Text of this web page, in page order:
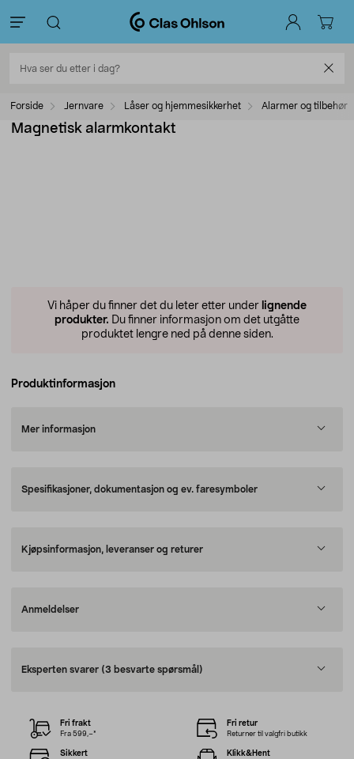
Forside Jernvare Låser og hjemmesikkerhet Alarmer og tilbehør
Magnetisk alarmkontakt
Vi håper du finner det du leter etter under lignende
produkter. Du finner informasjon om det utgåtte
produktet lengre ned på denne siden.
Produktinformasjon
Mer informasjon
Spesifikasjoner, dokumentasjon og ev. faresymboler
Kjøpsinformasjon, leveranser og returer
Anmeldelser
Eksperten svarer (3 besvarte spørsmål)
Fri frakt
Fra 599,–*
Fri retur
Returner til valgfri butikk
Sikkert Klikk&Hent